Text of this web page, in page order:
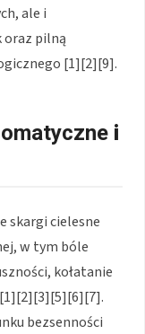
ale i
oraz pilną
[1][2][9].
i
skargi cielesne
w tym bóle
kołatanie
[1][2][3][5][6][7].
bezsenności